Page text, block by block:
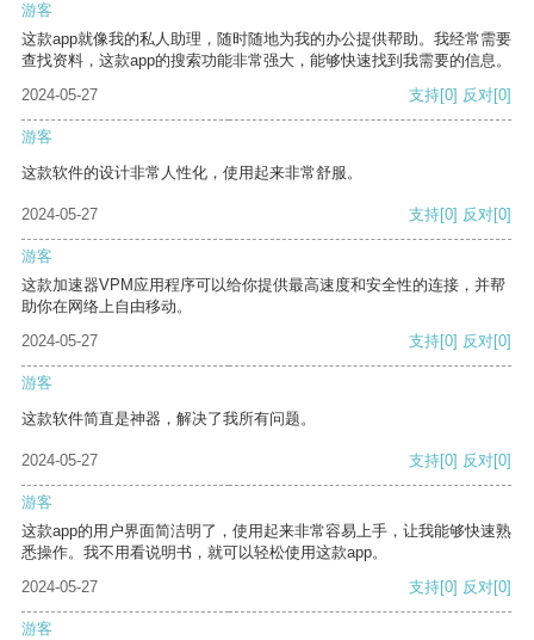
游客
这款app就像我的私人助理，随时随地为我的办公提供帮助。我经常需要
查找资料，这款app的搜索功能非常强大，能够快速找到我需要的信息。
2024-05-27
支持[0] 反对[0]
游客
这款软件的设计非常人性化，使用起来非常舒服。
2024-05-27 支持[0] 反对[0]
游客
这款加速器VPM应用程序可以给你提供最高速度和安全性的连接，并帮
助你在网络上自由移动。
2024-05-27
支持[0] 反对[0]
游客
这款软件简直是神器，解决了我所有问题。
2024-05-27 支持[0] 反对[0]
游客
这款app的用户界面简洁明了，使用起来非常容易上手，让我能够快速熟
悉操作。我不用看说明书，就可以轻松使用这款app。
2024-05-27
支持[0] 反对[0]
游客